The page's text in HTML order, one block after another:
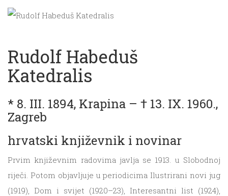
Rudolf Habeduš
Katedralis
* 8. III. 1894, Krapina – † 13. IX. 1960.,
Zagreb
hrvatski književnik i novinar
Prvim književnim radovima javlja se 1913. u Slobodnoj
riječi. Potom objavljuje u periodicima Ilustrirani novi jug
(1919), Dom i svijet (1920–23), Interesantni list (1924),